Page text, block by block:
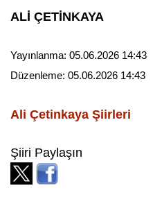
ALİ ÇETİNKAYA
Yayınlanma: 05.06.2026 14:43
Düzenleme: 05.06.2026 14:43
Ali Çetinkaya Şiirleri
Şiiri Paylaşın